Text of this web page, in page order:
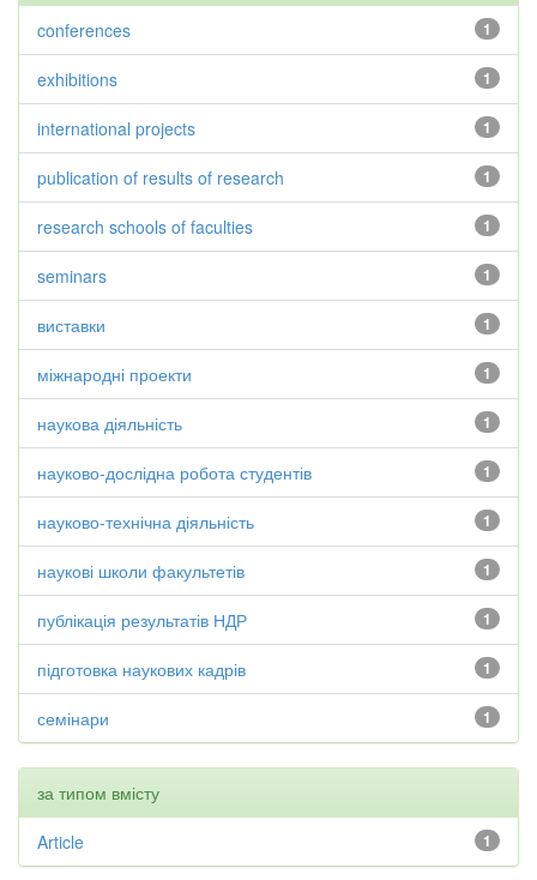
1
conferences
1
exhibitions
1
international projects
1
publication of results of research
1
research schools of faculties
1
seminars
1
виставки
1
міжнародні проекти
1
наукова діяльність
1
науково-дослідна робота студентів
1
науково-технічна діяльність
1
наукові школи факультетів
1
публікація результатів НДР
1
підготовка наукових кадрів
1
семінари
за типом вмісту
1
Article